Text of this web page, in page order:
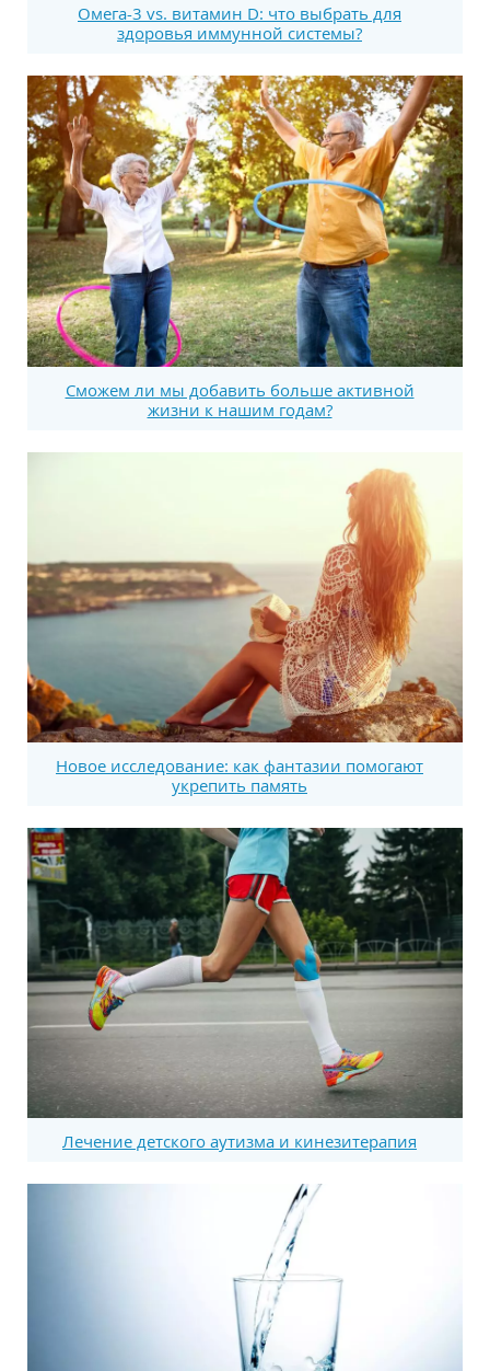
Омега-3 vs. витамин D: что выбрать для
здоровья иммунной системы?
Сможем ли мы добавить больше активной
жизни к нашим годам?
Новое исследование: как фантазии помогают
укрепить память
Лечение детского аутизма и кинезитерапия